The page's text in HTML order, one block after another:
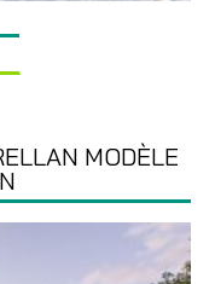
MODÈLE